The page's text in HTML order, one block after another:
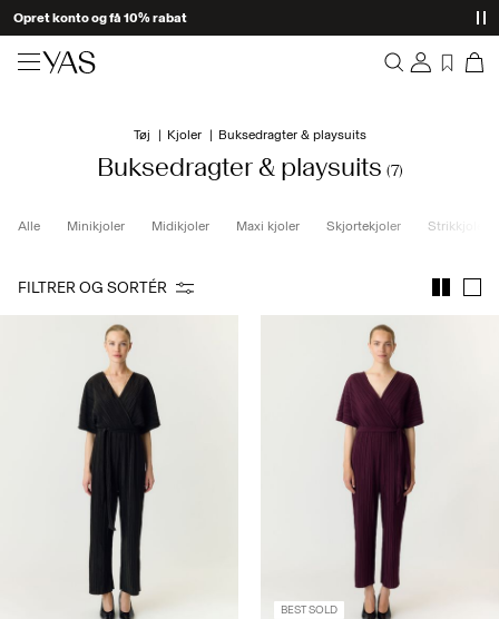
Opret konto og få 10% rabat
Overblik
Bestillinger
Ønskeliste
Matchende sæt
Occasionwear
Gode tilbud
High Summer
Tøj Kjoler Buksedragter & playsuits
Buksedragter & playsuits (7)
Alle Minikjoler Midikjoler Maxi kjoler Skjortekjoler Strikkjoler
FILTRER OG SORTÉR
BEST SOLD